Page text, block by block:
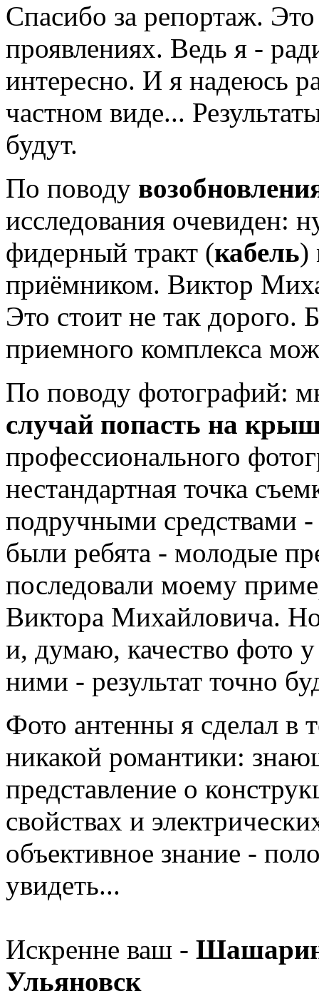
Спасибо за репортаж.
проявлениях. Ведь я -
интересно. И я надеюсь
частном виде...
будут.
По поводу
исследования очевиден:
фидерный тракт (кабель)
приёмником. Виктор
Это стоит не так дорого.
приемного комплекса
По поводу фотографий:
случай попасть на
профессионального
нестандартная точка
подручными средствами
были ребята - молодые
последовали моему
Виктора Михайловича.
и, думаю, качество фото
ними - результат точно
Фото антенны я сделал в
никакой романтики:
представление о
свойствах и
объективное знание -
увидеть...
Искренне ваш - Шашарин
Ульяновск